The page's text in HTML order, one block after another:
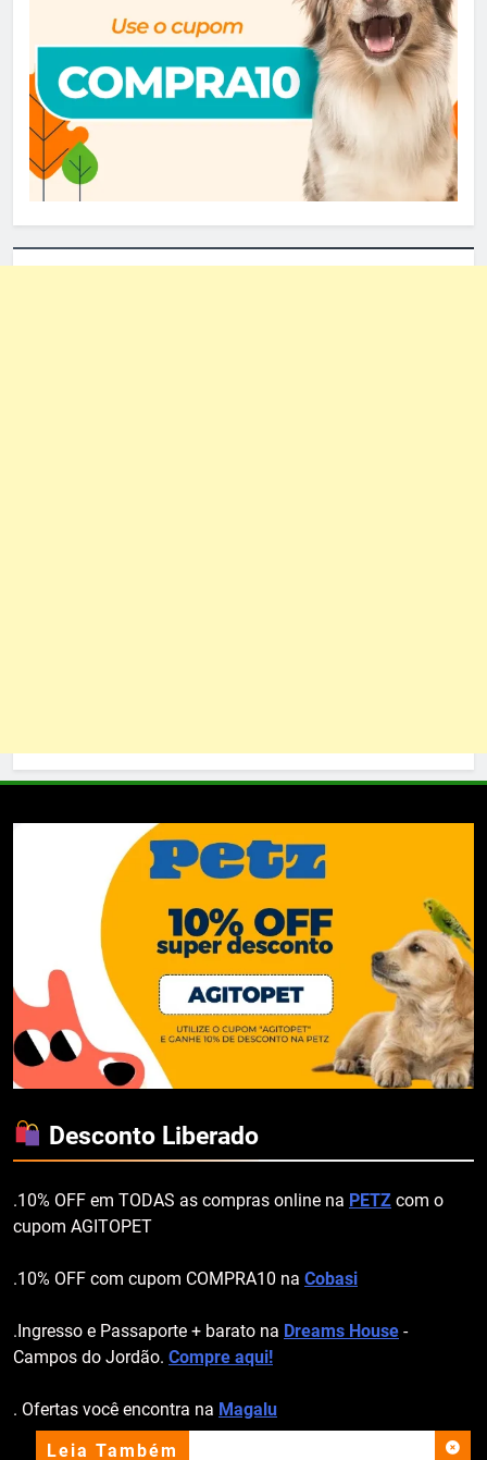
Leia Também
Desconto Liberado
.10% OFF em TODAS as compras online na PETZ com o
cupom AGITOPET
.10% OFF com cupom COMPRA10 na Cobasi
.Ingresso e Passaporte + barato na Dreams House -
Campos do Jordão. Compre aqui!
. Ofertas você encontra na Magalu